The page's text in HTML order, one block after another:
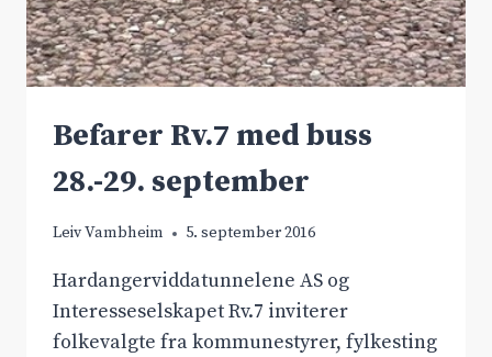
Befarer Rv.7 med buss
28.-29. september
Leiv Vambheim 5. september 2016
Hardangerviddatunnelene AS og
Interesseselskapet Rv.7 inviterer
folkevalgte fra kommunestyrer, fylkesting